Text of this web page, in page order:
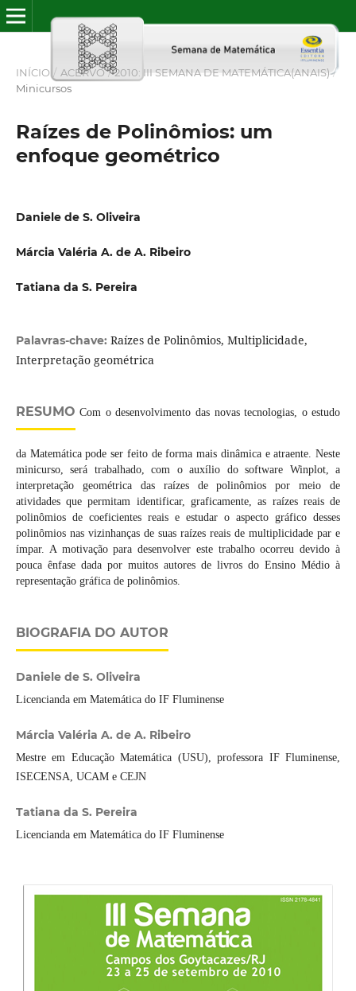
INÍCIO / ACERVO / 2010: III SEMANA DE MATEMÁTICA(ANAIS) /
Minicursos
Raízes de Polinômios: um
enfoque geométrico
Daniele de S. Oliveira
Márcia Valéria A. de A. Ribeiro
Tatiana da S. Pereira
Palavras-chave: Raízes de Polinômios, Multiplicidade,
Interpretação geométrica
RESUMO Com o desenvolvimento das novas tecnologias, o estudo
da Matemática pode ser feito de forma mais dinâmica e atraente. Neste
minicurso, será trabalhado, com o auxílio do software Winplot, a
interpretação geométrica das raízes de polinômios por meio de
atividades que permitam identificar, graficamente, as raízes reais de
polinômios de coeficientes reais e estudar o aspecto gráfico desses
polinômios nas vizinhanças de suas raízes reais de multiplicidade par e
ímpar. A motivação para desenvolver este trabalho ocorreu devido à
pouca ênfase dada por muitos autores de livros do Ensino Médio à
representação gráfica de polinômios.
BIOGRAFIA DO AUTOR
Daniele de S. Oliveira
Licencianda em Matemática do IF Fluminense
Márcia Valéria A. de A. Ribeiro
Mestre em Educação Matemática (USU), professora IF Fluminense,
ISECENSA, UCAM e CEJN
Tatiana da S. Pereira
Licencianda em Matemática do IF Fluminense